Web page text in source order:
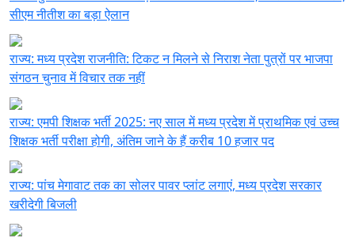
सीएम नीतीश का बड़ा ऐलान
राज्य:मध्य प्रदेश राजनीति: टिकट न मिलने से निराश नेता पुत्रों पर भाजपा
संगठन चुनाव में विचार तक नहीं
राज्य:एमपी शिक्षक भर्ती 2025: नए साल में मध्य प्रदेश में प्राथमिक एवं उच्च
शिक्षक भर्ती परीक्षा होगी, अंतिम जाने के हैं करीब 10 हजार पद
राज्य:पांच मेगावाट तक का सोलर पावर प्लांट लगाएं, मध्य प्रदेश सरकार
खरीदेगी बिजली